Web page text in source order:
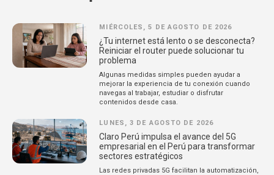
MIÉRCOLES, 5 DE AGOSTO DE 2026
¿Tu internet está lento o se desconecta?
Reiniciar el router puede solucionar tu
problema
Algunas medidas simples pueden ayudar a
mejorar la experiencia de tu conexión cuando
navegas al trabajar, estudiar o disfrutar
contenidos desde casa.
LUNES, 3 DE AGOSTO DE 2026
Claro Perú impulsa el avance del 5G
empresarial en el Perú para transformar
sectores estratégicos
Las redes privadas 5G facilitan la automatización,